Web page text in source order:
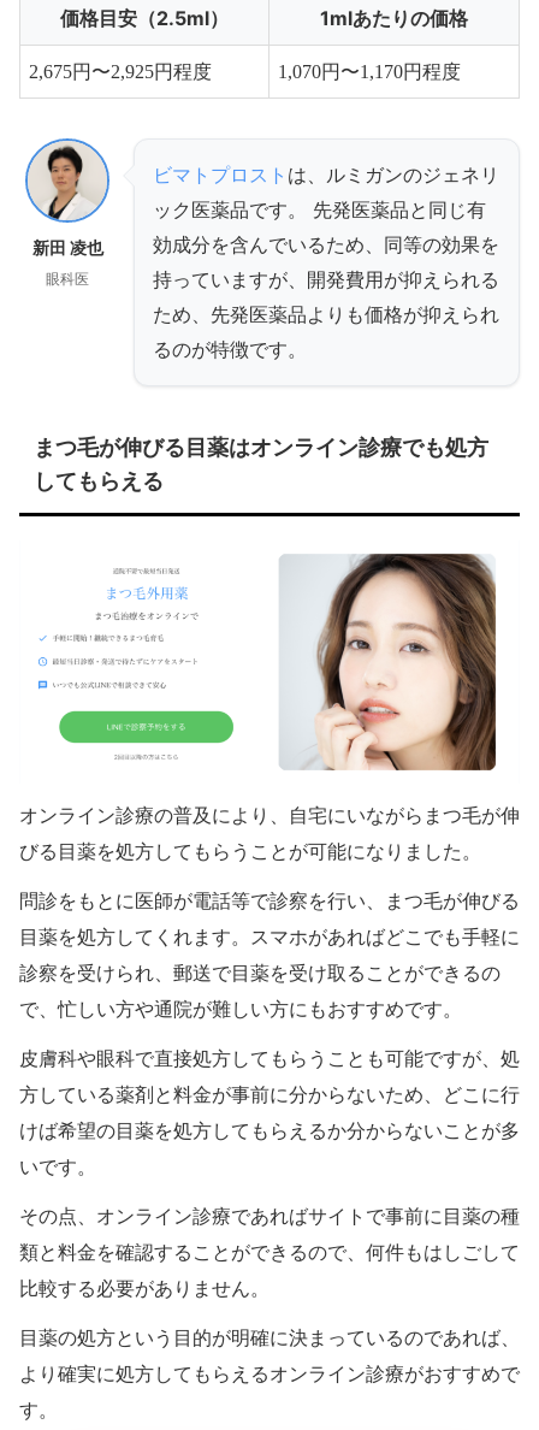
価格目安（2.5ml） 1mlあたりの価格
2,675円〜2,925円程度 1,070円〜1,170円程度
新田 凌也
眼科医
ビマトプロスト は、ルミガンのジェネリ
ック医薬品です。 先発医薬品と同じ有
効成分を含んでいるため、同等の効果を
持っていますが、開発費用が抑えられる
ため、先発医薬品よりも価格が抑えられ
るのが特徴です。
まつ毛が伸びる目薬はオンライン診療でも処方
してもらえる
オンライン診療の普及により、自宅にいながらまつ毛が伸
びる目薬を処方してもらうことが可能になりました。
問診をもとに医師が電話等で診察を行い、まつ毛が伸びる
目薬を処方してくれます。スマホがあればどこでも手軽に
診察を受けられ、郵送で目薬を受け取ることができるの
で、忙しい方や通院が難しい方にもおすすめです。
皮膚科や眼科で直接処方してもらうことも可能ですが、処
方している薬剤と料金が事前に分からないため、どこに行
けば希望の目薬を処方してもらえるか分からないことが多
いです。
その点、オンライン診療であればサイトで事前に目薬の種
類と料金を確認することができるので、何件もはしごして
比較する必要がありません。
目薬の処方という目的が明確に決まっているのであれば、
より確実に処方してもらえるオンライン診療がおすすめで
す。